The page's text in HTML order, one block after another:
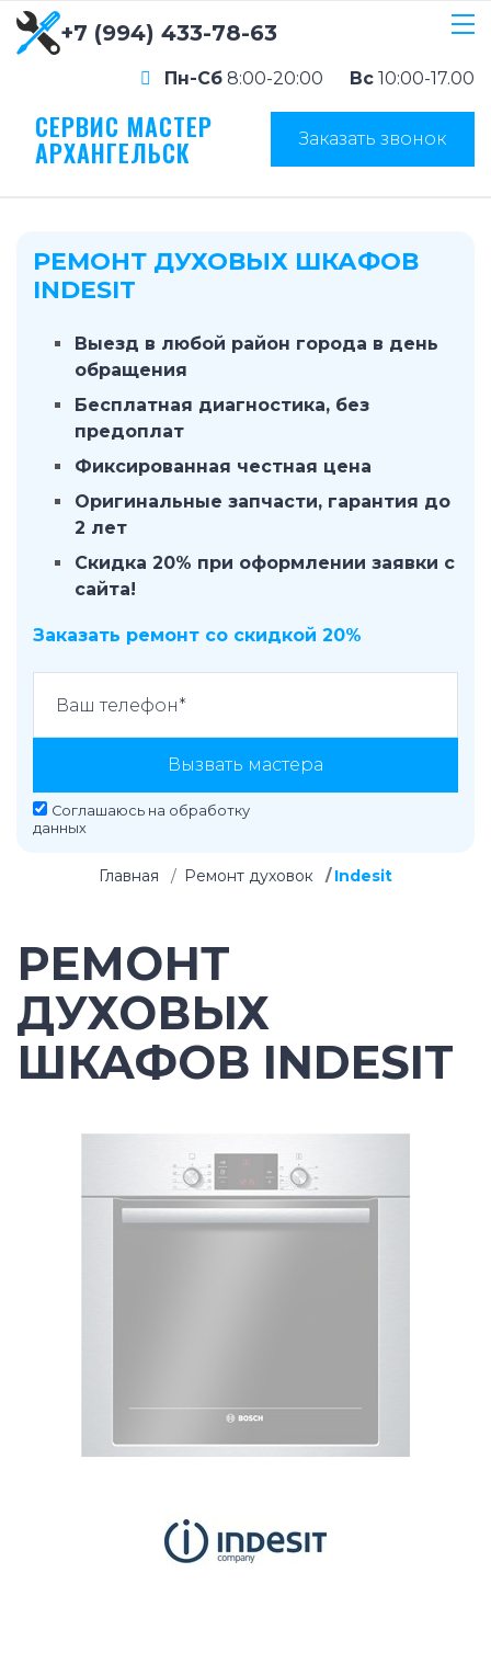
+7 (994) 433-78-63
Пн-Сб 8:00-20:00 Вс 10:00-17.00
СЕРВИС МАСТЕР
АРХАНГЕЛЬСК Заказать звонок
РЕМОНТ ДУХОВЫХ ШКАФОВ
INDESIT
Выезд в любой район города в день
обращения
Бесплатная диагностика, без
предоплат
Фиксированная честная цена
Оригинальные запчасти, гарантия до
2 лет
Скидка 20% при оформлении заявки с
сайта!
Заказать ремонт со скидкой 20%
Вызвать мастера
Соглашаюсь на обработку
данных
Главная Ремонт духовок Indesit
РЕМОНТ
ДУХОВЫХ
ШКАФОВ INDESIT